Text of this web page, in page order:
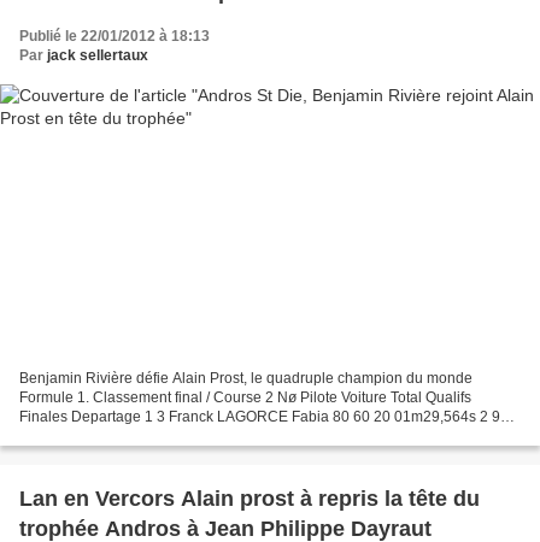
Publié le 22/01/2012 à 18:13
Par jack sellertaux
Benjamin Rivière défie Alain Prost, le quadruple champion du monde
Formule 1. Classement final / Course 2 Nø Pilote Voiture Total Qualifs
Finales Departage 1 3 Franck LAGORCE Fabia 80 60 20 01m29,564s 2 9
Lan en Vercors Alain prost à repris la tête du
trophée Andros à Jean Philippe Dayraut